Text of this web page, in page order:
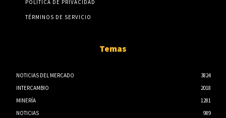
POLÍTICA DE PRIVACIDAD
TÉRMINOS DE SERVICIO
Temas
NOTICIAS DEL MERCADO
3824
INTERCAMBIO
2018
MINERÍA
1281
NOTICIAS
989